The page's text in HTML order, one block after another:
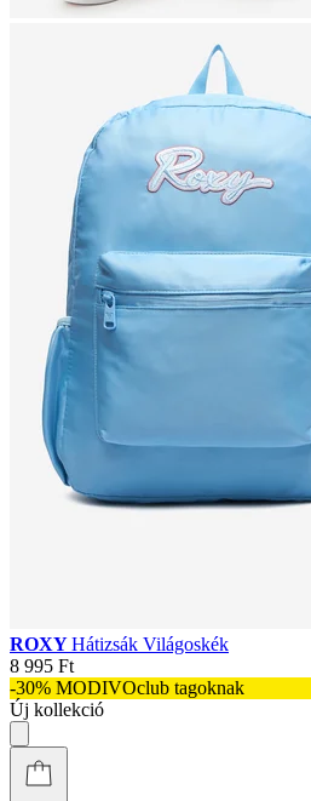
ROXYHátizsák Világoskék
8 995 Ft
-30% MODIVOclub tagoknak
Új kollekció